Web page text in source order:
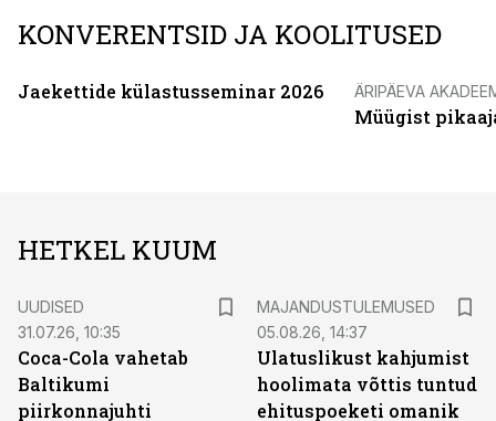
KONVERENTSID JA KOOLITUSED
Jaekettide külastusseminar 2026 ÄRIPÄEVA
Müügist
HETKEL KUUM
UUDISED
31.07.26, 10:35
Coca-Cola vahetab
Baltikumi
piirkonnajuhti
MAJANDUSTULEMUSED
05.08.26, 14:37
Ulatuslikust kahjumist
hoolimata võttis tuntud
ehituspoeketi omanik